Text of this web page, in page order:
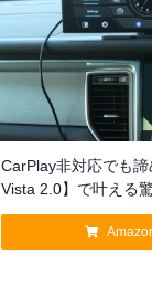
CarPlay非対応でも
Vista 2.0】で叶える